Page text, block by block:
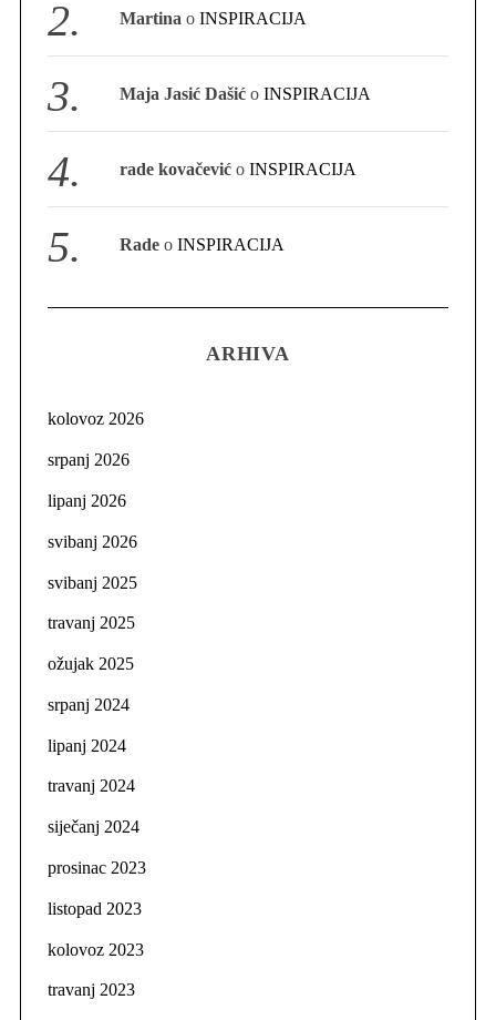
Martina oINSPIRACIJA
Maja Jasić Dašić oINSPIRACIJA
rade kovačević oINSPIRACIJA
Rade oINSPIRACIJA
ARHIVA
kolovoz 2026
srpanj 2026
lipanj 2026
svibanj 2026
svibanj 2025
travanj 2025
ožujak 2025
srpanj 2024
lipanj 2024
travanj 2024
siječanj 2024
prosinac 2023
listopad 2023
kolovoz 2023
travanj 2023
h
f
o
r
: